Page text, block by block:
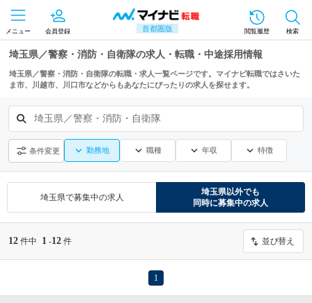
首都圏版
メニュー 会員登録 閲覧履歴 検索
埼玉県／警察・消防・自衛隊の求人・転職・中途採用情報
埼玉県／警察・消防・自衛隊の転職・求人一覧ページです。マイナビ転職ではさいた
ま市、川越市、川口市などからもあなたにぴったりの求人を探せます。
埼玉県／警察・消防・自衛隊
条件変更 勤務地 職種 年収 特徴
埼玉県で募集中の求人
埼玉県以外でも
同時に募集中の求人
12 件中 1 -12 件 並び替え
1